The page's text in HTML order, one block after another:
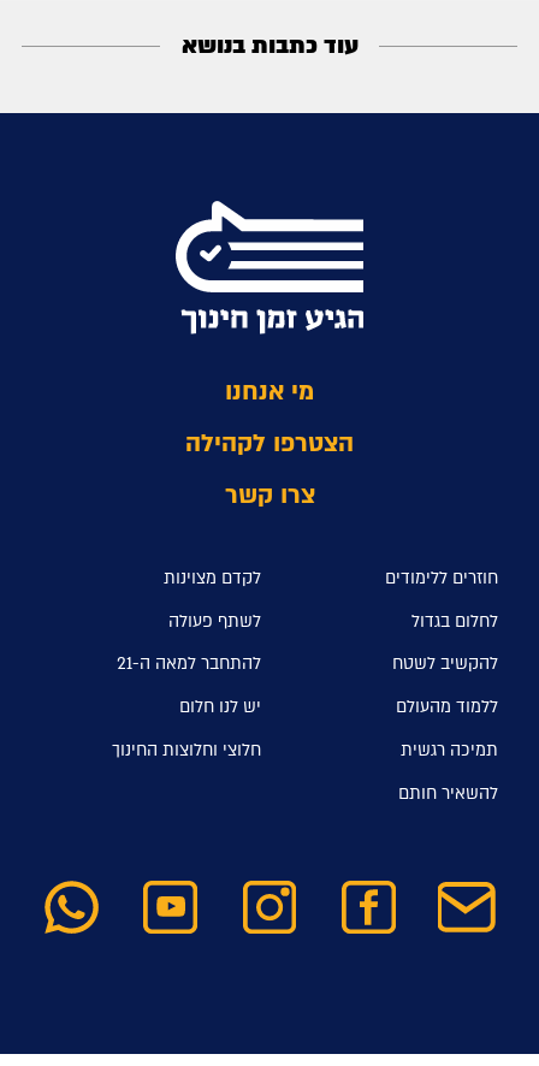
עוד כתבות בנושא
מי אנחנו
הצטרפו לקהילה
צרו קשר
חוזרים ללימודים
לקדם מצוינות
לחלום בגדול
לשתף פעולה
להקשיב לשטח
להתחבר למאה ה-21
ללמוד מהעולם
יש לנו חלום
תמיכה רגשית
חלוצי וחלוצות החינוך
להשאיר חותם